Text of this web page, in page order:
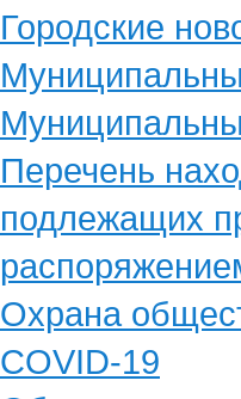
Городские
Перечень
подлежащих
Охрана
COVID-19